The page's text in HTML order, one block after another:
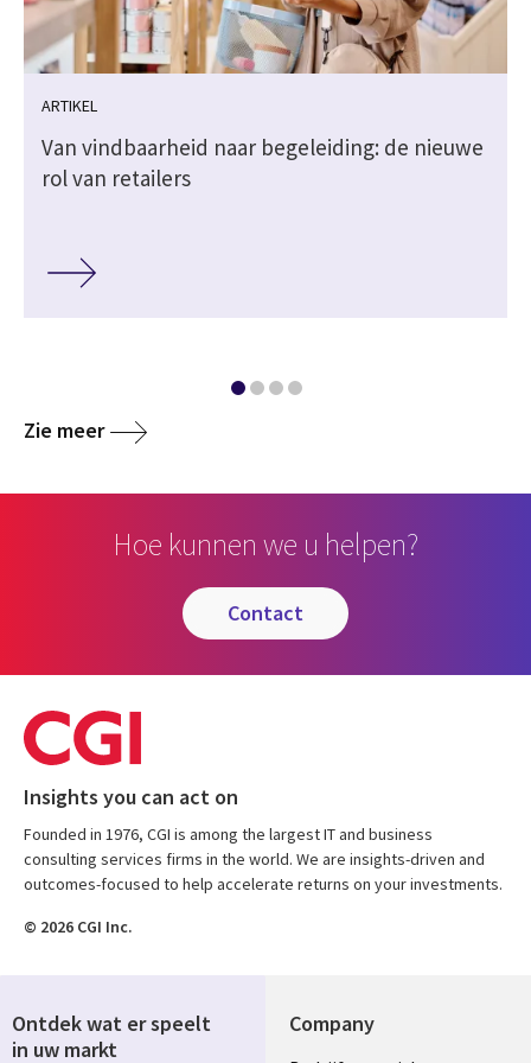
ARTIKEL
Van vindbaarheid naar begeleiding: de nieuwe
rol van retailers
Zie meer
Hoe kunnen we u helpen?
contact
Insights you can act on
Founded in 1976, CGI is among the largest IT and business
consulting services firms in the world. We are insights-driven and
outcomes-focused to help accelerate returns on your investments.
© 2026 CGI Inc.
Company
Ontdek wat er speelt
in uw markt